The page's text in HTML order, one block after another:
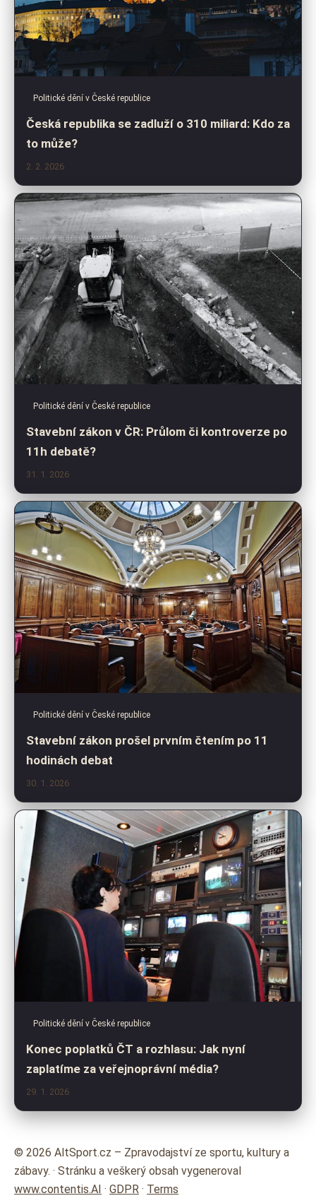
Politické dění v České republice
Česká republika se zadluží o 310 miliard: Kdo za
to může?
2. 2. 2026
Politické dění v České republice
Stavební zákon v ČR: Průlom či kontroverze po
11h debatě?
31. 1. 2026
Politické dění v České republice
Stavební zákon prošel prvním čtením po 11
hodinách debat
30. 1. 2026
Politické dění v České republice
Konec poplatků ČT a rozhlasu: Jak nyní
zaplatíme za veřejnoprávní média?
29. 1. 2026
© 2026 AltSport.cz – Zpravodajství ze sportu, kultury a
zábavy. · Stránku a veškerý obsah vygeneroval
www.contentis.AI · GDPR · Terms